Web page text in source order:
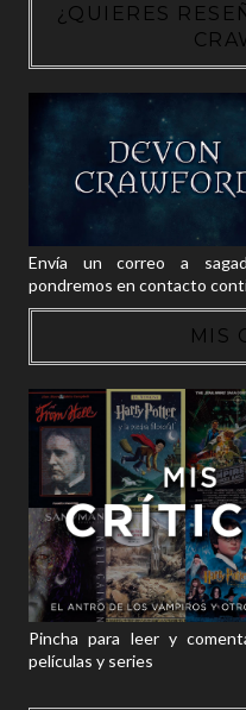
¿QUIERES
Envía un correo a
pondremos en contacto
MIS
Pincha para leer y
películas y series